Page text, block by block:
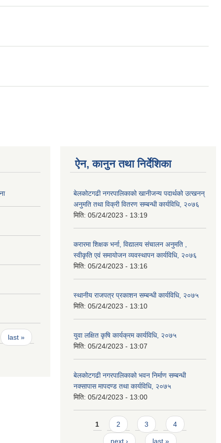
last »
ऐन, कानुन तथा निर्देशिका
बेलकोटगढी नगरपालिकाको खानीजन्य पदार्थको उत्खनन्
अनुमति तथा विक्री वितरण सम्बन्धी कार्यविधि, २०७६
मिति: 05/24/2023 - 13:19
करारमा शिक्षक भर्ना, विद्यालय संचालन अनुमति ,
स्वीकृति एवं समायोजन व्यवस्थापन कार्यविधि, २०७६
मिति: 05/24/2023 - 13:16
स्थानीय राजपत्र प्रकाशन सम्बन्धी कार्यविधि, २०७५
मिति: 05/24/2023 - 13:10
युवा लक्षित कृषि कार्यक्रम कार्यविधि, २०७५
मिति: 05/24/2023 - 13:07
बेलकोटगढी नगरपालिकाको भवन निर्माण सम्बन्धी
नक्सापास मापदण्ड तथा कार्यविधि, २०७५
मिति: 05/24/2023 - 13:00
Pages
1 2 3 4
next › last »